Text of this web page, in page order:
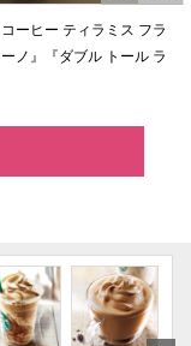
ーヒー ティラミス フラ
ノ』『ダブル トール ラ